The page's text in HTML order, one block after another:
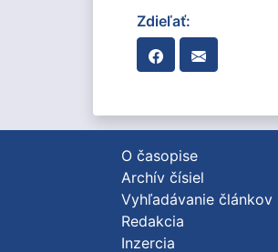
Zdieľať:
O časopise
Archív čísiel
Vyhľadávanie článkov
Redakcia
Inzercia